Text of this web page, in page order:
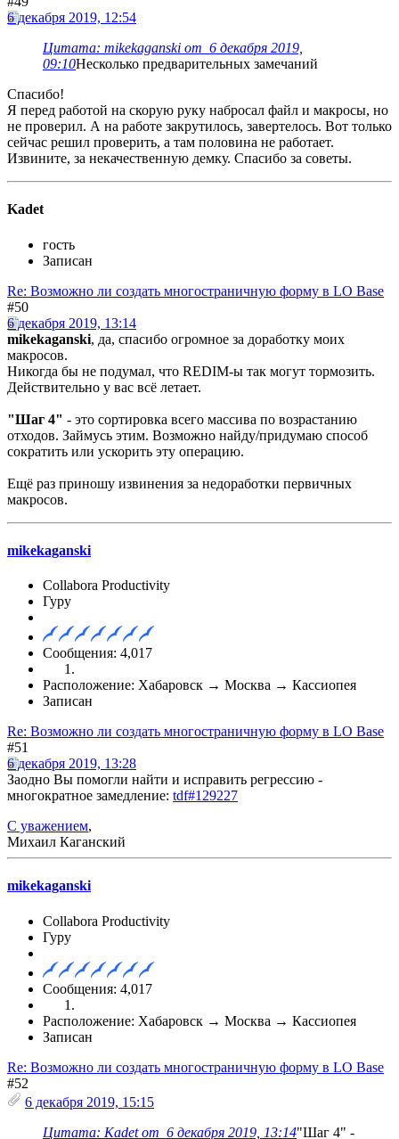
6 декабря 2019, 12:54
Цитата: mikekaganski от 6 декабря 2019,
09:10Несколько предварительных замечаний
Спасибо!
Я перед работой на скорую руку набросал файл и макросы, но
не проверил. А на работе закрутилось, завертелось. Вот только
сейчас решил проверить, а там половина не работает.
Извините, за некачественную демку. Спасибо за советы.
Kadet
гость
Записан
Re: Возможно ли создать многостраничную форму в LO Base
#50
6 декабря 2019, 13:14
mikekaganski, да, спасибо огромное за доработку моих
макросов.
Никогда бы не подумал, что REDIM-ы так могут тормозить.
Действительно у вас всё летает.
"Шаг 4" - это сортировка всего массива по возрастанию
отходов. Займусь этим. Возможно найду/придумаю способ
сократить или ускорить эту операцию.
Ещё раз приношу извинения за недоработки первичных
макросов.
mikekaganski
Collabora Productivity
Гуру
Сообщения: 4,017
Расположение: Хабаровск → Москва → Кассиопея
Записан
Re: Возможно ли создать многостраничную форму в LO Base
#51
6 декабря 2019, 13:28
Заодно Вы помогли найти и исправить регрессию -
многократное замедление: tdf#129227
С уважением,
Михаил Каганский
mikekaganski
Collabora Productivity
Гуру
Сообщения: 4,017
Расположение: Хабаровск → Москва → Кассиопея
Записан
Re: Возможно ли создать многостраничную форму в LO Base
#52
6 декабря 2019, 15:15
Цитата: Kadet от 6 декабря 2019, 13:14"Шаг 4" -